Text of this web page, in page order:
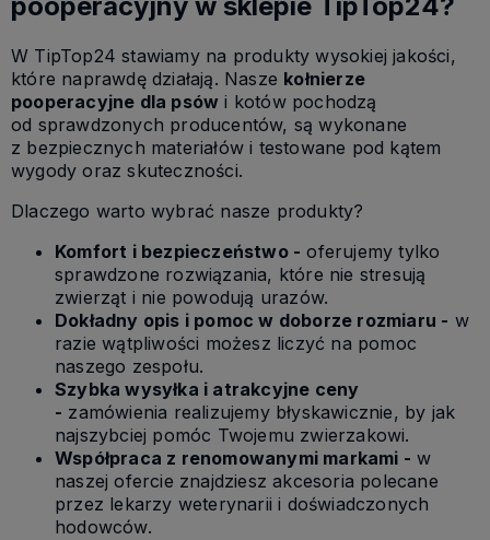
pooperacyjny w sklepie TipTop24?
W TipTop24 stawiamy na produkty wysokiej jakości,
które naprawdę działają. Nasze kołnierze
pooperacyjne dla psów i kotów pochodzą
od sprawdzonych producentów, są wykonane
z bezpiecznych materiałów i testowane pod kątem
wygody oraz skuteczności.
Dlaczego warto wybrać nasze produkty?
Komfort i bezpieczeństwo - oferujemy tylko
sprawdzone rozwiązania, które nie stresują
zwierząt i nie powodują urazów.
Dokładny opis i pomoc w doborze rozmiaru - w
razie wątpliwości możesz liczyć na pomoc
naszego zespołu.
Szybka wysyłka i atrakcyjne ceny
- zamówienia realizujemy błyskawicznie, by jak
najszybciej pomóc Twojemu zwierzakowi.
Współpraca z renomowanymi markami - w
naszej ofercie znajdziesz akcesoria polecane
przez lekarzy weterynarii i doświadczonych
hodowców.